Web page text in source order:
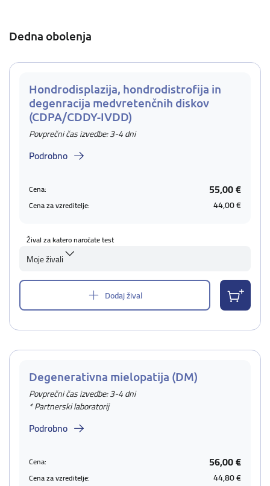
Dedna obolenja
Hondrodisplazija, hondrodistrofija in
degenracija medvretenčnih diskov
(CDPA/CDDY-IVDD)
Povprečni čas izvedbe: 3-4 dni
Podrobno
Cena: 55,00 €
Cena za vzreditelje: 44,00 €
Žival za katero naročate test
Moje živali
Dodaj žival
Degenerativna mielopatija (DM)
Povprečni čas izvedbe: 3-4 dni
* Partnerski laboratorij
Podrobno
Cena: 56,00 €
Cena za vzreditelje: 44,80 €